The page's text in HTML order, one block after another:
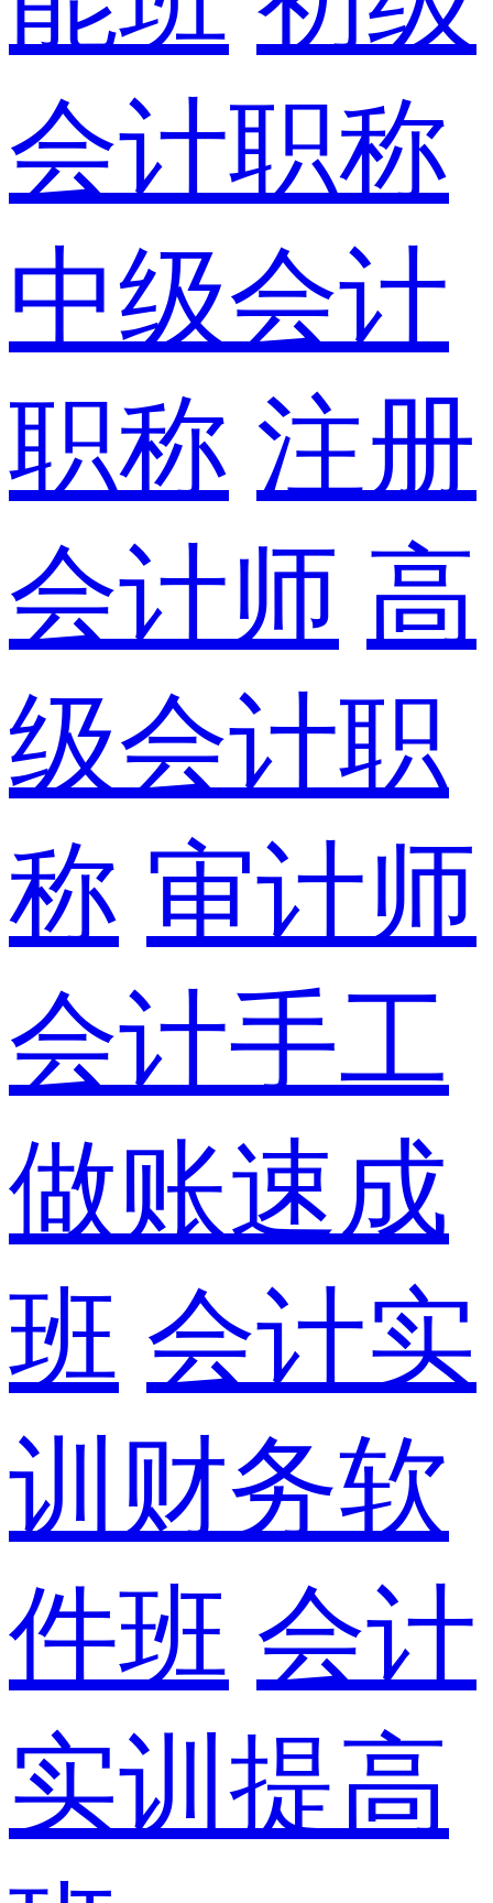
会计职称
中级会计
职称 注册
会计师 高
级会计职
称 审计师
会计手工
做账速成
班 会计实
训财务软
件班 会计
实训提高